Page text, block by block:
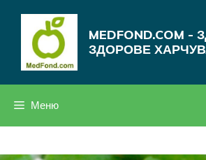
MEDFOND.COM
ЗДОРОВЕ
Меню